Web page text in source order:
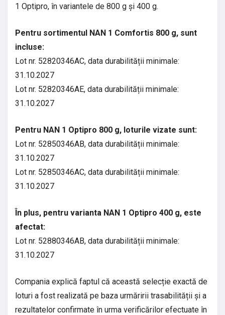
1 Optipro, în variantele de 800 g și 400 g.
Pentru sortimentul NAN 1 Comfortis 800 g, sunt
incluse:
Lot nr. 52820346AC, data durabilității minimale:
31.10.2027
Lot nr. 52820346AE, data durabilității minimale:
31.10.2027
Pentru NAN 1 Optipro 800 g, loturile vizate sunt:
Lot nr. 52850346AB, data durabilității minimale:
31.10.2027
Lot nr. 52850346AC, data durabilității minimale:
31.10.2027
În plus, pentru varianta NAN 1 Optipro 400 g, este
afectat:
Lot nr. 52880346AB, data durabilității minimale:
31.10.2027
Compania explică faptul că această selecție exactă de
loturi a fost realizată pe baza urmăririi trasabilității și a
rezultatelor confirmate în urma verificărilor efectuate în